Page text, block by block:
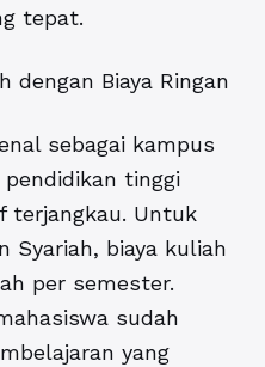
tepat.
dengan Biaya Ringan
sebagai kampus
tinggi
terjangkau. Untuk
Syariah, biaya kuliah
per semester.
sudah
yang